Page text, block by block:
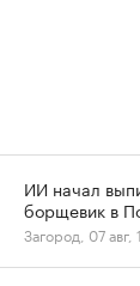
ИИ начал
борщевик в
Загород, 07 авг,